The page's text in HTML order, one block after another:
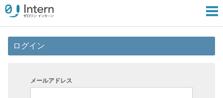
ログイン
メールアドレス